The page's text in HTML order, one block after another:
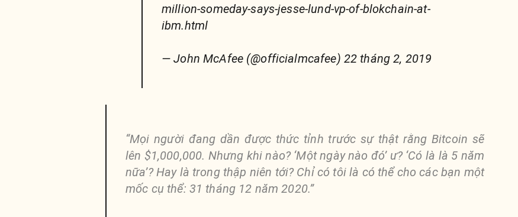
million-someday-says-jesse-lund-vp-of-blokchain-at-
ibm.html
— John McAfee (@officialmcafee) 22 tháng 2, 2019
“Mọi người đang dần được thức tỉnh trước sự thật rằng Bitcoin sẽ
lên $1,000,000. Nhưng khi nào? ‘Một ngày nào đó’ ư? ‘Có là là 5 năm
nữa’? Hay là trong thập niên tới? Chỉ có tôi là có thể cho các bạn một
mốc cụ thể: 31 tháng 12 năm 2020.”